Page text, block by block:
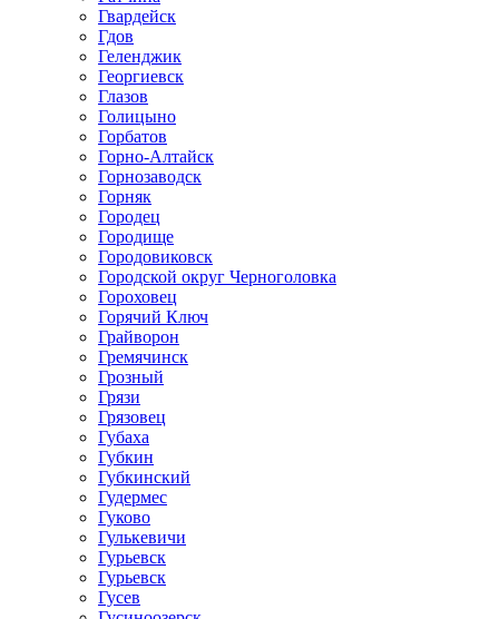
Гвардейск
Гдов
Геленджик
Георгиевск
Глазов
Голицыно
Горбатов
Горно-Алтайск
Горнозаводск
Горняк
Городец
Городище
Городовиковск
Городской округ Черноголовка
Гороховец
Горячий Ключ
Грайворон
Гремячинск
Грозный
Грязи
Грязовец
Губаха
Губкин
Губкинский
Гудермес
Гуково
Гулькевичи
Гурьевск
Гурьевск
Гусев